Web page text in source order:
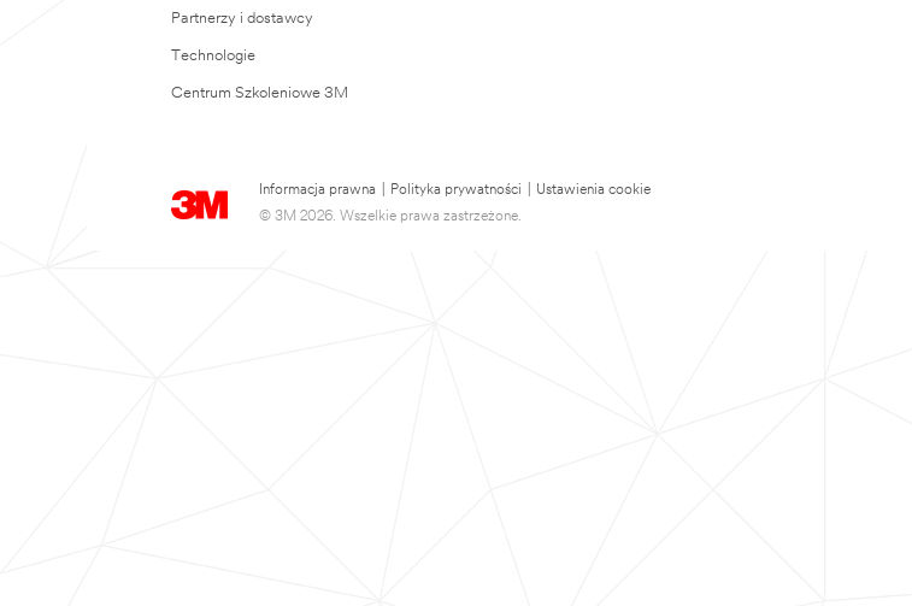
Partnerzy i dostawcy
Technologie
Centrum Szkoleniowe 3M
Informacja prawna Polityka prywatności
Ustawienia cookie
© 3M 2026. Wszelkie prawa zastrzeżone.